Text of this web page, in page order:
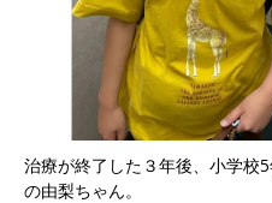
治療が終了した３年後、小学校
の由梨ちゃん。